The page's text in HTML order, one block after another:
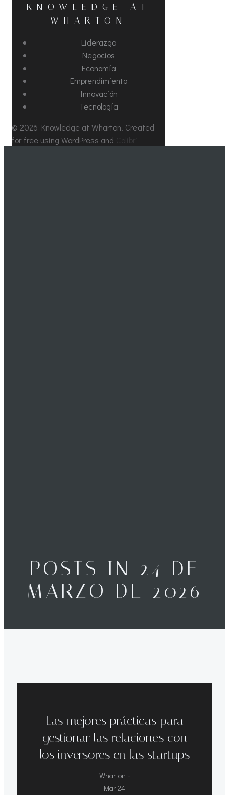
KNOWLEDGE AT
WHARTON
Liderazgo
Negocios
Economía
Emprendimiento
Innovación
Tecnología
© 2026 Knowledge at Wharton. Created
for free using WordPress and Colibri
POSTS IN 24 DE
MARZO DE 2026
Las mejores prácticas para
gestionar las relaciones con
los inversores en las startups
Wharton -
Mar 24